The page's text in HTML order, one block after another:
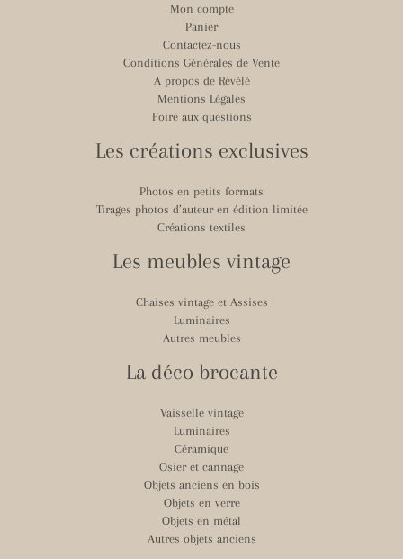
Mon compte
Panier
Contactez-nous
Conditions Générales de Vente
A propos de Révélé
Mentions Légales
Foire aux questions
Les créations exclusives
Photos en petits formats
Tirages photos d’auteur en édition limitée
Créations textiles
Les meubles vintage
Chaises vintage et Assises
Luminaires
Autres meubles
La déco brocante
Vaisselle vintage
Luminaires
Céramique
Osier et cannage
Objets anciens en bois
Objets en verre
Objets en métal
Autres objets anciens